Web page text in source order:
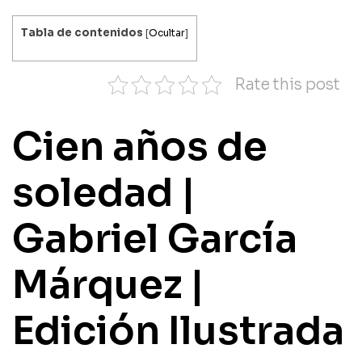
Tabla de contenidos [Ocultar]
Rate this post
Cien años de
soledad |
Gabriel García
Márquez |
Edición Ilustrada